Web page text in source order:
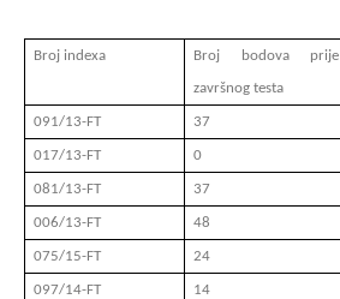
Broj indexa Broj bodova prije
završnog testa
091/13-FT 37
017/13-FT 0
081/13-FT 37
006/13-FT 48
075/15-FT 24
097/14-FT 14